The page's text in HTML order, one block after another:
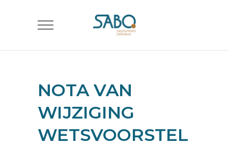
NOTA VAN
WIJZIGING
WETSVOORSTEL